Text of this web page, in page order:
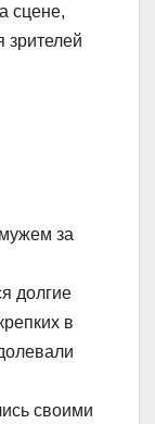
сцене,
зрителей
за
долгие
в
своими